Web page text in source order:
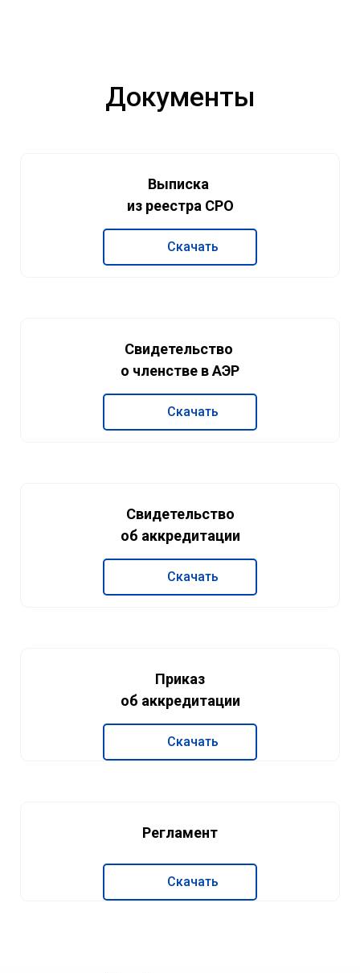
Документы
Выписка
из реестра СРО
Скачать
Свидетельство
о членстве в АЭР
Скачать
Свидетельство
об аккредитации
Скачать
Приказ
об аккредитации
Скачать
Регламент
Скачать